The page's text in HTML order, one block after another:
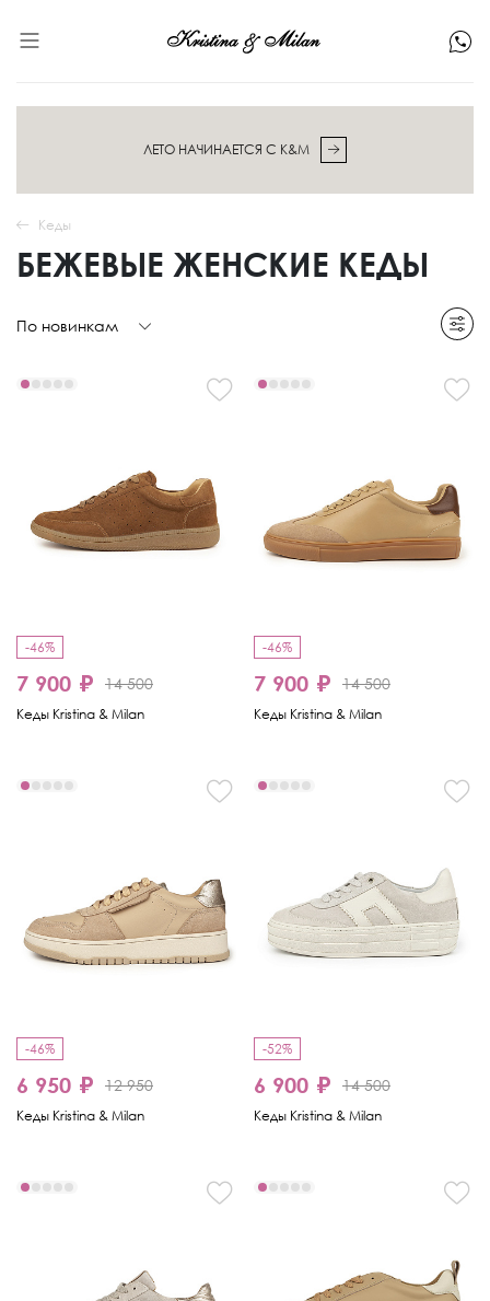
ЛЕТО НАЧИНАЕТСЯ С K&M
Кеды
БЕЖЕВЫЕ ЖЕНСКИЕ КЕДЫ
По новинкам
-46%
7 900 ₽ 14 500
Кеды Kristina & Milan
-46%
7 900 ₽ 14 500
Кеды Kristina & Milan
-46%
6 950 ₽ 12 950
Кеды Kristina & Milan
-52%
6 900 ₽ 14 500
Кеды Kristina & Milan